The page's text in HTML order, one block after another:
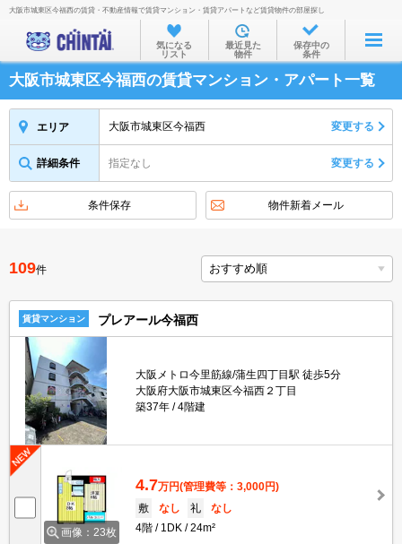
お部屋を探す
沿線・駅から
住所から
家賃相場から
物件特集から
不動産会社から
TOP
大阪市城東区今福西の賃貸・不動産情報で賃貸マンション・賃貸アパートなど賃貸物件の部屋探し
気になる
リスト
最近見た
物件
保存中の
条件
大阪市城東区今福西の賃貸マンション・アパート一覧
エリア 大阪市城東区今福西 変更する
詳細条件 指定なし 変更する
条件保存 物件新着メール
109件
賃貸マンション プレアール今福西
大阪メトロ今里筋線/蒲生四丁目駅 徒歩5分
大阪府大阪市城東区今福西２丁目
築37年
4階建
画像：23枚
4.7万円(管理費等：3,000円)
敷
なし 礼
なし
4階
1DK 24m²